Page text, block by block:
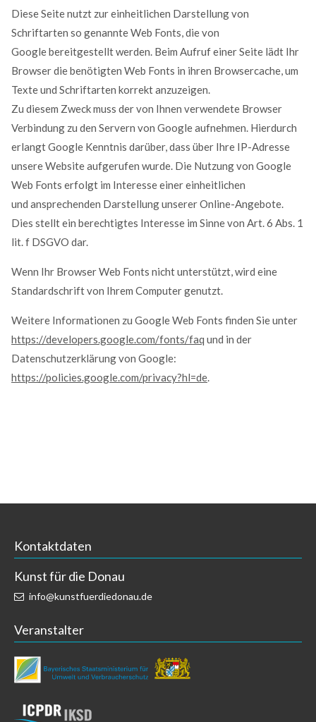
Diese Seite nutzt zur einheitlichen Darstellung von
Schriftarten so genannte Web Fonts, die von
Google bereitgestellt werden. Beim Aufruf einer Seite lädt Ihr
Browser die benötigten Web Fonts in ihren Browsercache, um
Texte und Schriftarten korrekt anzuzeigen.
Zu diesem Zweck muss der von Ihnen verwendete Browser
Verbindung zu den Servern von Google aufnehmen. Hierdurch
erlangt Google Kenntnis darüber, dass über Ihre IP-Adresse
unsere Website aufgerufen wurde. Die Nutzung von Google
Web Fonts erfolgt im Interesse einer einheitlichen
und ansprechenden Darstellung unserer Online-Angebote.
Dies stellt ein berechtigtes Interesse im Sinne von Art. 6 Abs. 1
lit. f DSGVO dar.
Wenn Ihr Browser Web Fonts nicht unterstützt, wird eine
Standardschrift von Ihrem Computer genutzt.
Weitere Informationen zu Google Web Fonts finden Sie unter
https://developers.google.com/fonts/faq und in der
Datenschutzerklärung von Google:
https://policies.google.com/privacy?hl=de.
Kontaktdaten
Kunst für die Donau
info@kunstfuerdiedonau.de
Veranstalter